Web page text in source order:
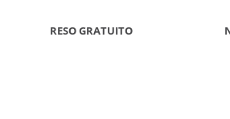
RESO GRATUITO